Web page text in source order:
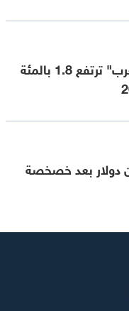
أرباح "اتصالات المغرب" ترتفع 1.8 بالمئة
920 مليون دولار بعد خصخصة